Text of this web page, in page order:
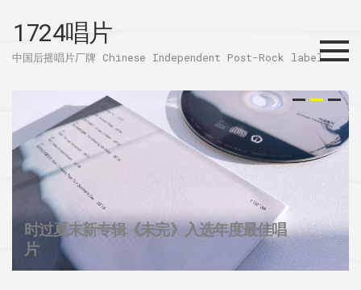
1724唱片
中国后摇唱片厂牌 Chinese Independent Post-Rock label
Menu
1724唱片的2025
时过夏末新专辑《未完》入选年度最佳唱
片
32个城市后摇群